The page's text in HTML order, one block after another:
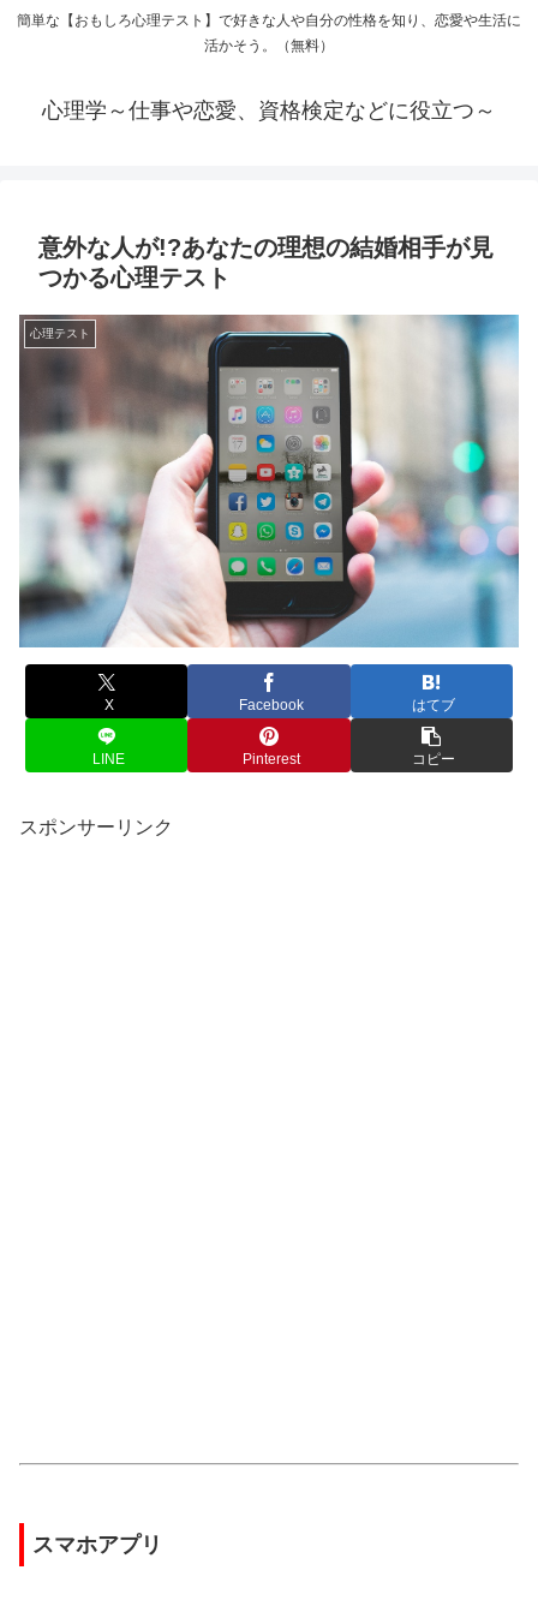
簡単な【おもしろ心理テスト】で好きな人や自分の性格を知り、恋愛や生活に
活かそう。（無料）
心理学～仕事や恋愛、資格検定などに役立つ～
意外な人が!?あなたの理想の結婚相手が見
つかる心理テスト
心理テスト
X Facebook はてブ
LINE Pinterest コピー
スポンサーリンク
スマホアプリ